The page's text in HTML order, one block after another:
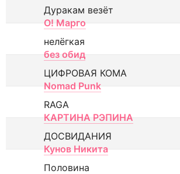
Дуракам везёт
О! Марго
нелёгкая
без обид
ЦИФРОВАЯ КОМА
Nomad Punk
RAGA
КАРТИНА РЭПИНА
ДОСВИДАНИЯ
Кунов Никита
Половина